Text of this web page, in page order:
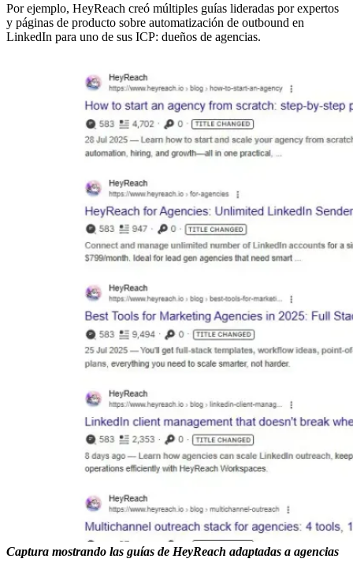
Por ejemplo, HeyReach creó múltiples guías lideradas por expertos
y páginas de producto sobre automatización de outbound en
LinkedIn para uno de sus ICP: dueños de agencias.
Captura mostrando las guías de HeyReach adaptadas a agencias